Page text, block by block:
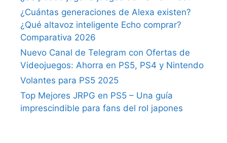
¿Cuántas generaciones de Alexa existen?
¿Qué altavoz inteligente Echo comprar?
Comparativa 2026
Nuevo Canal de Telegram con Ofertas de
Videojuegos: Ahorra en PS5, PS4 y Nintendo
Volantes para PS5 2025
Top Mejores JRPG en PS5 – Una guía
imprescindible para fans del rol japones